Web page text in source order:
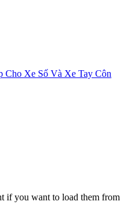
Cho Xe Số Và Xe Tay Côn
if you want to load them